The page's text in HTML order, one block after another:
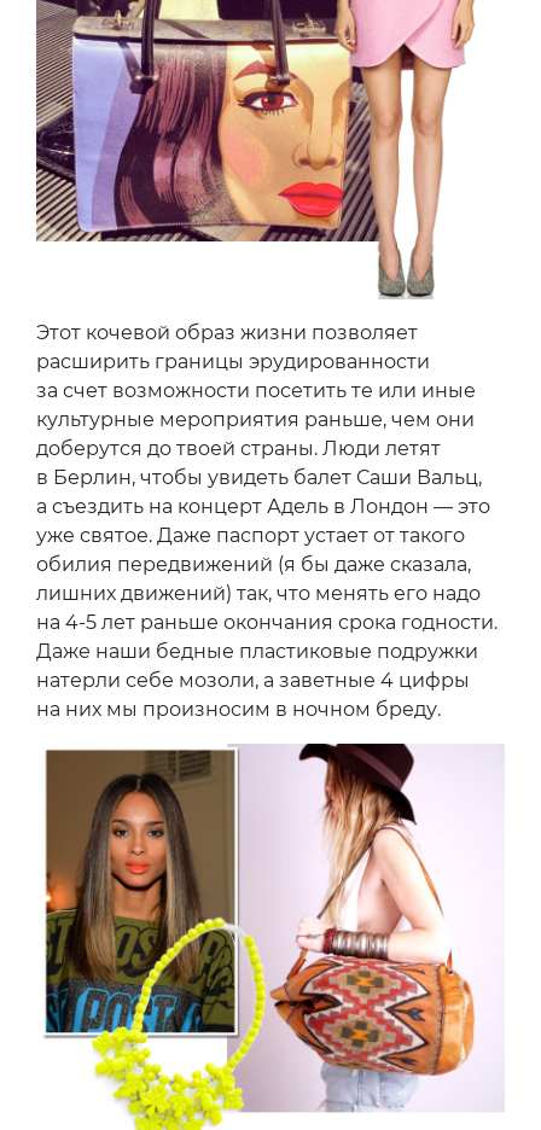
Этот кочевой образ жизни позволяет
расширить границы эрудированности
за счет возможности посетить те или иные
культурные мероприятия раньше, чем они
доберутся до твоей страны. Люди летят
в Берлин, чтобы увидеть балет Саши Вальц,
а съездить на концерт Адель в Лондон — это
уже святое. Даже паспорт устает от такого
обилия передвижений (я бы даже сказала,
лишних движений) так, что менять его надо
на 4-5 лет раньше окончания срока годности.
Даже наши бедные пластиковые подружки
натерли себе мозоли, а заветные 4 цифры
на них мы произносим в ночном бреду.